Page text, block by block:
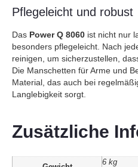
Pflegeleicht und robust
Das Power Q 8060 ist nicht nur
besonders pflegeleicht. Nach
reinigen, um sicherzustellen,
Die Manschetten für Arme und
Material, das auch bei
Langlebigkeit sorgt.
Zusätzliche
6 kg